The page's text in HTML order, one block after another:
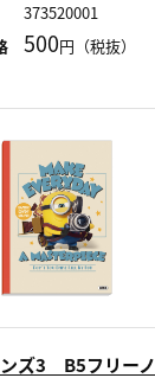
373520001
500円（税抜）
ズ3 B5フリーノ